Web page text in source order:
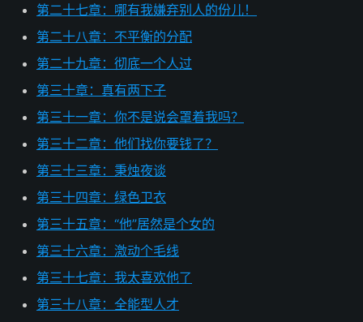
第二十七章：哪有我嫌弃别人的份儿！
第二十八章：不平衡的分配
第二十九章：彻底一个人过
第三十章：真有两下子
第三十一章：你不是说会罩着我吗？
第三十二章：他们找你要钱了？
第三十三章：秉烛夜谈
第三十四章：绿色卫衣
第三十五章：“他”居然是个女的
第三十六章：激动个毛线
第三十七章：我太喜欢他了
第三十八章：全能型人才